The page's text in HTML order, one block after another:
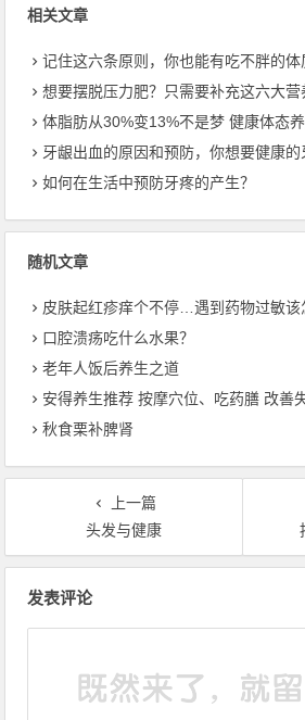
相关文章
记住这六条原则，你也能有吃不胖的体
想要摆脱压力肥？只需要补充这六大营
体脂肪从30%变13%不是梦 健康体态
牙龈出血的原因和预防，你想要健康的
如何在生活中预防牙疼的产生？
随机文章
皮肤起红疹痒个不停…遇到药物过敏该
口腔溃疡吃什么水果？
老年人饭后养生之道
安得养生推荐 按摩穴位、吃药膳 改善
秋食栗补脾肾
上一篇
头发与健康
发表评论